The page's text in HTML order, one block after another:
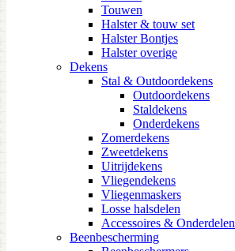
Touwen
Halster & touw set
Halster Bontjes
Halster overige
Dekens
Stal & Outdoordekens
Outdoordekens
Staldekens
Onderdekens
Zomerdekens
Zweetdekens
Uitrijdekens
Vliegendekens
Vliegenmaskers
Losse halsdelen
Accessoires & Onderdelen
Beenbescherming